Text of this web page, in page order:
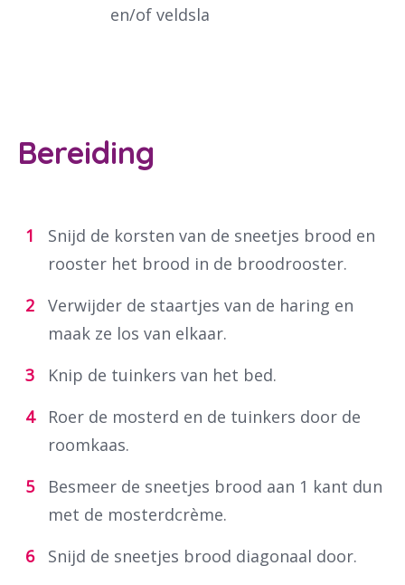
en/of veldsla
Bereiding
Snijd de korsten van de sneetjes brood en
rooster het brood in de broodrooster.
Verwijder de staartjes van de haring en
maak ze los van elkaar.
Knip de tuinkers van het bed.
Roer de mosterd en de tuinkers door de
roomkaas.
Besmeer de sneetjes brood aan 1 kant dun
met de mosterdcrème.
Snijd de sneetjes brood diagonaal door.